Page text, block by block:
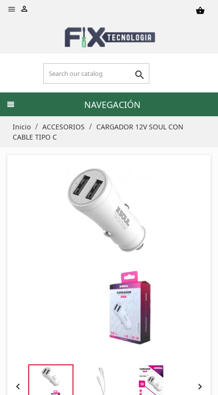
 shopping_basket


NAVEGACIÓN
Inicio ACCESORIOS
CARGADOR 12V SOUL CON
CABLE TIPO C
 